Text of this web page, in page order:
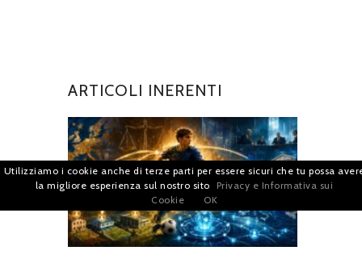
ARTICOLI INERENTI
Utilizziamo i cookie anche di terze parti per essere sicuri che tu possa
la migliore esperienza sul nostro sito
Privacy e Informativa sui
Cookie
OK